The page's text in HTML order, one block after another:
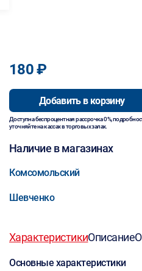
180 ₽
Добавить в корзину
Доступна беспроцентная рассрочка 0%,
уточняйте на кассах в торговых залах.
Наличие в магазинах
Комсомольский
Шевченко
ХарактеристикиОписание
Основные характеристики